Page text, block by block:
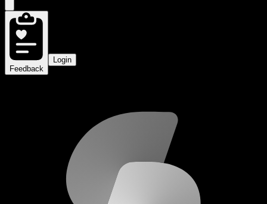
Feedback
Login